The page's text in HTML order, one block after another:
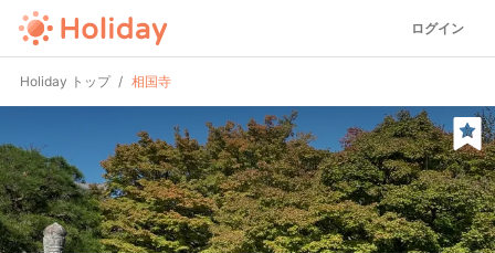
ログイン
Holiday トップ 相国寺